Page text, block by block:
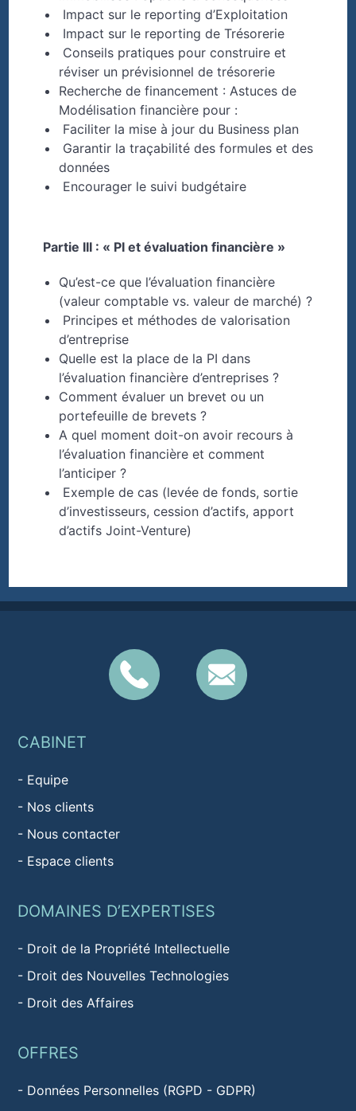
Impact sur le reporting d’Exploitation
Impact sur le reporting de Trésorerie
Conseils pratiques pour construire et
réviser un prévisionnel de trésorerie
Recherche de financement : Astuces de
Modélisation financière pour :
Faciliter la mise à jour du Business plan
Garantir la traçabilité des formules et des
données
Encourager le suivi budgétaire
Partie III : « PI et évaluation financière »
Qu’est-ce que l’évaluation financière
(valeur comptable vs. valeur de marché) ?
Principes et méthodes de valorisation
d’entreprise
Quelle est la place de la PI dans
l’évaluation financière d’entreprises ?
Comment évaluer un brevet ou un
portefeuille de brevets ?
A quel moment doit-on avoir recours à
l’évaluation financière et comment
l’anticiper ?
Exemple de cas (levée de fonds, sortie
d’investisseurs, cession d’actifs, apport
d’actifs Joint-Venture)
CABINET
- Equipe
- Nos clients
- Nous contacter
- Espace clients
DOMAINES D’EXPERTISES
- Droit de la Propriété Intellectuelle
- Droit des Nouvelles Technologies
- Droit des Affaires
OFFRES
- Données Personnelles (RGPD - GDPR)